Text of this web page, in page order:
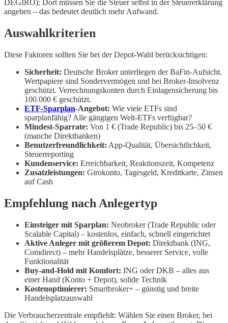
DEGIRO): Dort müssen Sie die Steuer selbst in der Steuererklärung
angeben – das bedeutet deutlich mehr Aufwand.
Auswahlkriterien
Diese Faktoren sollten Sie bei der Depot-Wahl berücksichtigen:
Sicherheit: Deutsche Broker unterliegen der BaFin-Aufsicht.
Wertpapiere sind Sondervermögen und bei Broker-Insolvenz
geschützt. Verrechnungskonten durch Einlagensicherung bis
100.000 € geschützt.
ETF-Sparplan-Angebot: Wie viele ETFs sind
sparplanfähig? Alle gängigen Welt-ETFs verfügbar?
Mindest-Sparrate: Von 1 € (Trade Republic) bis 25–50 €
(manche Direktbanken)
Benutzerfreundlichkeit: App-Qualität, Übersichtlichkeit,
Steuerreporting
Kundenservice: Erreichbarkeit, Reaktionszeit, Kompetenz
Zusatzleistungen: Girokonto, Tagesgeld, Kreditkarte, Zinsen
auf Cash
Empfehlung nach Anlegertyp
Einsteiger mit Sparplan: Neobroker (Trade Republic oder
Scalable Capital) – kostenlos, einfach, schnell eingerichtet
Aktive Anleger mit größerem Depot: Direktbank (ING,
Comdirect) – mehr Handelsplätze, besserer Service, volle
Funktionalität
Buy-and-Hold mit Komfort: ING oder DKB – alles aus
einer Hand (Konto + Depot), solide Technik
Kostenoptimierer: Smartbroker+ – günstig und breite
Handelsplatzauswahl
Die Verbraucherzentrale empfiehlt: Wählen Sie einen Broker, bei